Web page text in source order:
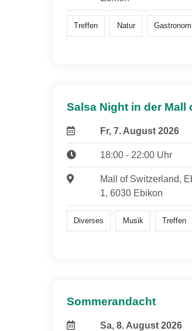
Treffen Natur
Salsa Night in der Mall
Fr, 7. August 2026
18:00 - 22:00 Uhr
Mall of Switzerland,
1, 6030 Ebikon
Diverses Musik Treffen
Sommerandacht
Sa, 8. August 2026